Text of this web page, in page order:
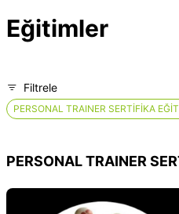
Eğitimler
Filtrele
PERSONAL TRAINER SERTİFİKA
PERSONAL TRAINER